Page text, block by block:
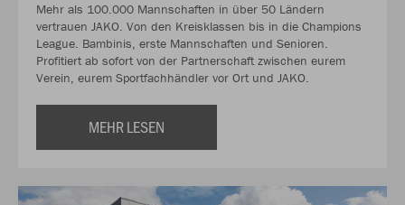
Mehr als 100.000 Mannschaften in über 50 Ländern
vertrauen JAKO. Von den Kreisklassen bis in die Champions
League. Bambinis, erste Mannschaften und Senioren.
Profitiert ab sofort von der Partnerschaft zwischen eurem
Verein, eurem Sportfachhändler vor Ort und JAKO.
MEHR LESEN